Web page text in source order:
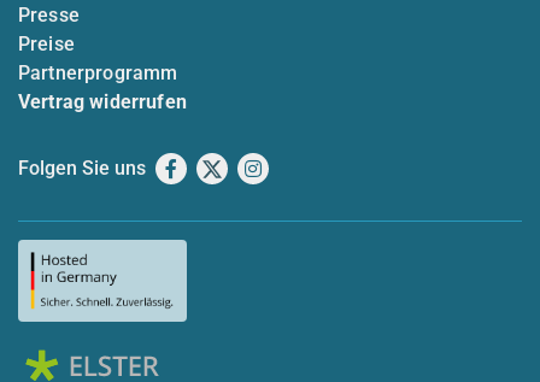
Presse
Preise
Partnerprogramm
Vertrag widerrufen
Folgen Sie uns Facebook
X Instagram